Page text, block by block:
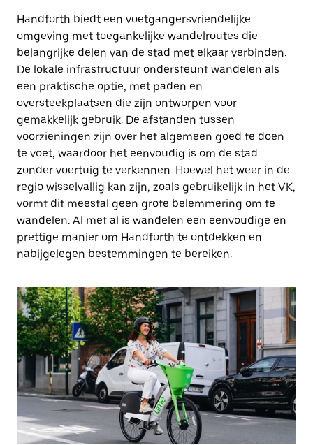
Handforth biedt een voetgangersvriendelijke
omgeving met toegankelijke wandelroutes die
belangrijke delen van de stad met elkaar verbinden.
De lokale infrastructuur ondersteunt wandelen als
een praktische optie, met paden en
oversteekplaatsen die zijn ontworpen voor
gemakkelijk gebruik. De afstanden tussen
voorzieningen zijn over het algemeen goed te doen
te voet, waardoor het eenvoudig is om de stad
zonder voertuig te verkennen. Hoewel het weer in de
regio wisselvallig kan zijn, zoals gebruikelijk in het VK,
vormt dit meestal geen grote belemmering om te
wandelen. Al met al is wandelen een eenvoudige en
prettige manier om Handforth te ontdekken en
nabijgelegen bestemmingen te bereiken.